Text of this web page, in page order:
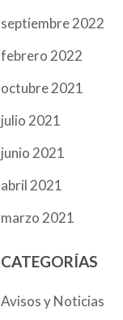
septiembre 2022
febrero 2022
octubre 2021
julio 2021
junio 2021
abril 2021
marzo 2021
CATEGORÍAS
Avisos y Noticias